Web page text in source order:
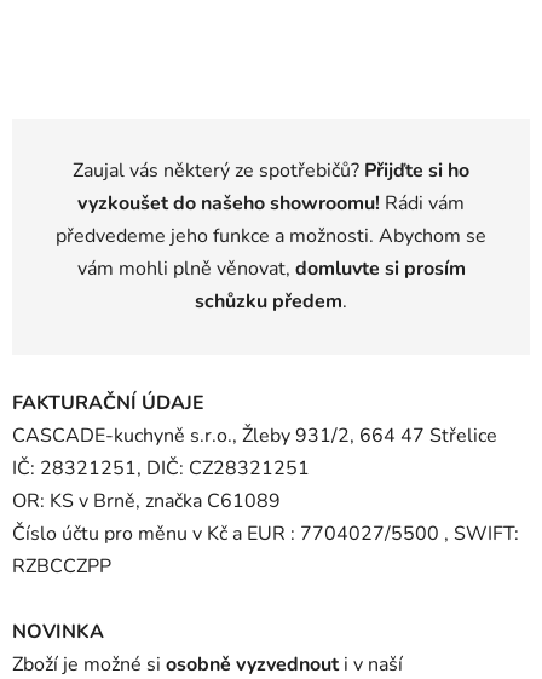
Zaujal vás některý ze spotřebičů? Přijďte si ho
vyzkoušet do našeho showroomu! Rádi vám
předvedeme jeho funkce a možnosti. Abychom se
vám mohli plně věnovat, domluvte si prosím
schůzku předem.
FAKTURAČNÍ ÚDAJE
CASCADE-kuchyně s.r.o., Žleby 931/2, 664 47 Střelice
IČ: 28321251, DIČ: CZ28321251
OR: KS v Brně, značka C61089
Číslo účtu pro měnu v Kč a EUR : 7704027/5500 , SWIFT:
RZBCCZPP
NOVINKA
Zboží je možné si osobně vyzvednouti v naší